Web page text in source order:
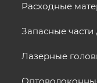
Расходные
Запасные
Лазерные